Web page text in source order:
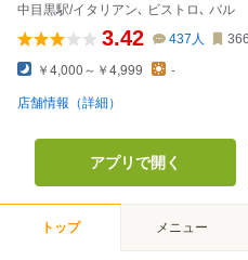
中目黒駅/イタリアン､ ビストロ､ バル
3.42 437 人
￥4,000～￥4,999 -
店舗情報（詳細）
アプリで開く
トップ メニュー